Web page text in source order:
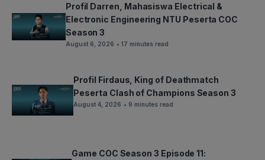
Profil Darren, Mahasiswa Electrical &
Electronic Engineering NTU Peserta COC
Season 3
August 6, 2026 • 17 minutes read
Profil Firdaus, King of Deathmatch
Peserta Clash of Champions Season 3
August 4, 2026 • 9 minutes read
Game COC Season 3 Episode 11: